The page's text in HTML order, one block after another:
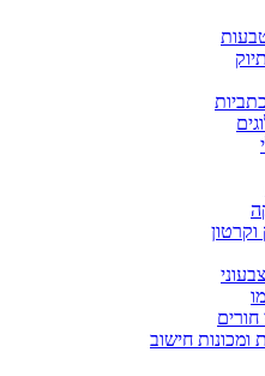
ומכונות חישוב